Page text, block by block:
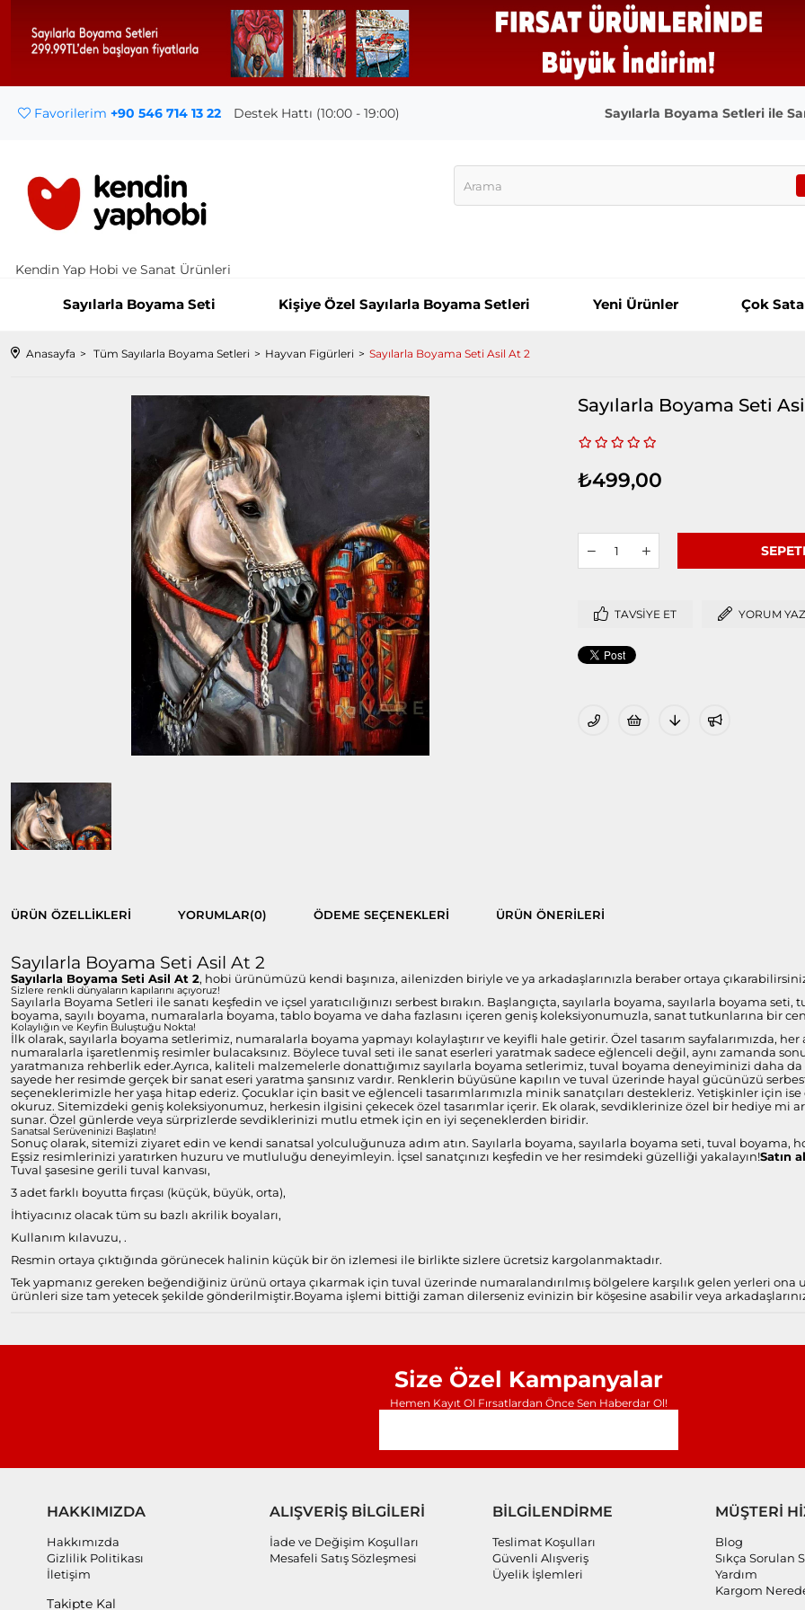
Favorilerim +90 546 714 13 22 Destek Hattı (10:00 - 19:00) Sayılarla Boyama Setleri ile
Kendin Yap Hobi ve Sanat Ürünleri
Sayılarla Boyama Seti Kişiye Özel Sayılarla Boyama Setleri Yeni Ürünler Çok
Anasayfa Tüm Sayılarla Boyama Setleri Hayvan Figürleri Sayılarla Boyama Seti Asil At 2
Sayılarla Boyama Seti
₺499,00
TAVSIYE ET YORUM YAZ
ÜRÜN ÖZELLIKLERI YORUMLAR(0) ÖDEME SEÇENEKLERI ÜRÜN ÖNERILERI
Sayılarla Boyama Seti Asil At 2
Sayılarla Boyama Seti Asil At 2, hobi ürünümüzü kendi başınıza, ailenizden biriyle ve ya arkadaşlarınızla beraber ortaya
Sizlere renkli dünyaların kapılarını açıyoruz!
Sayılarla Boyama Setleri ile sanatı keşfedin ve içsel yaratıcılığınızı serbest bırakın. Başlangıçta, sayılarla boyama, sayılarla boyama
boyama, sayılı boyama, numaralarla boyama, tablo boyama ve daha fazlasını içeren geniş koleksiyonumuzla, sanat tutkunlarına bir
Kolaylığın ve Keyfin Buluştuğu Nokta!
İlk olarak, sayılarla boyama setlerimiz, numaralarla boyama yapmayı kolaylaştırır ve keyifli hale getirir. Özel tasarım sayfalarımızda,
numaralarla işaretlenmiş resimler bulacaksınız. Böylece tuval seti ile sanat eserleri yaratmak sadece eğlenceli değil, aynı zamanda
yaratmanıza rehberlik eder.Ayrıca, kaliteli malzemelerle donattığımız sayılarla boyama setlerimiz, tuval boyama deneyiminizi daha da
sayede her resimde gerçek bir sanat eseri yaratma şansınız vardır. Renklerin büyüsüne kapılın ve tuval üzerinde hayal gücünüzü
seçeneklerimizle her yaşa hitap ederiz. Çocuklar için basit ve eğlenceli tasarımlarımızla minik sanatçıları destekleriz. Yetişkinler için
okuruz. Sitemizdeki geniş koleksiyonumuz, herkesin ilgisini çekecek özel tasarımlar içerir. Ek olarak, sevdiklerinize özel bir hediye mi
sunar. Özel günlerde veya sürprizlerde sevdiklerinizi mutlu etmek için en iyi seçeneklerden biridir.
Sanatsal Serüveninizi Başlatın!
Sonuç olarak, sitemizi ziyaret edin ve kendi sanatsal yolculuğunuza adım atın. Sayılarla boyama, sayılarla boyama seti, tuval
Eşsiz resimlerinizi yaratırken huzuru ve mutluluğu deneyimleyin. İçsel sanatçınızı keşfedin ve her resimdeki güzelliği yakalayın!Satın
Tuval şasesine gerili tuval kanvası,
3 adet farklı boyutta fırçası (küçük, büyük, orta),
İhtiyacınız olacak tüm su bazlı akrilik boyaları,
Kullanım kılavuzu, .
Resmin ortaya çıktığında görünecek halinin küçük bir ön izlemesi ile birlikte sizlere ücretsiz kargolanmaktadır.
Tek yapmanız gereken beğendiğiniz ürünü ortaya çıkarmak için tuval üzerinde numaralandırılmış bölgelere karşılık gelen yerleri ona
ürünleri size tam yetecek şekilde gönderilmiştir.Boyama işlemi bittiği zaman dilerseniz evinizin bir köşesine asabilir veya
Size Özel Kampanyalar
Hemen Kayıt Ol Fırsatlardan Önce Sen Haberdar Ol!
HAKKIMIZDA
Hakkımızda
Gizlilik Politikası
İletişim
Takipte Kal
ALIŞVERİŞ BİLGİLERİ
İade ve Değişim Koşulları
Mesafeli Satış Sözleşmesi
BİLGİLENDİRME
Teslimat Koşulları
Güvenli Alışveriş
Üyelik İşlemleri
MÜŞTERİ
Blog
Sıkça Sorulan
Yardım
Kargom